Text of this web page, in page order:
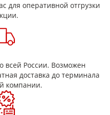
24
0,30
Слюда флогопит или
масляно-глифталевое
0,50
для оперативной отгрузки
всей России. Возможен
доставка до терминала
компании.